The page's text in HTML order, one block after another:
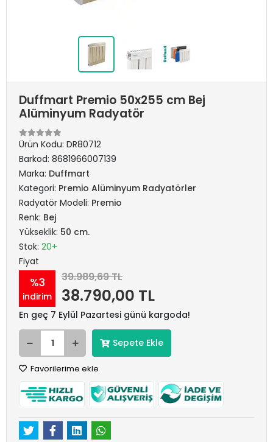
Duffmart Premio 50x255 cm Bej
Alüminyum Radyatör
Ürün Kodu: DR80712
Barkod: 8681966007139
Marka: Duffmart
Kategori: Premio Alüminyum Radyatörler
Radyatör Modeli: Premio
Renk: Bej
Yükseklik: 50 cm.
Stok: 20+
Fiyat
%3
indirim
39.989,69 TL
38.790,00 TL
En geç 7 Eylül Pazartesi günü kargoda!
Sepete Ekle
Favorilerime ekle